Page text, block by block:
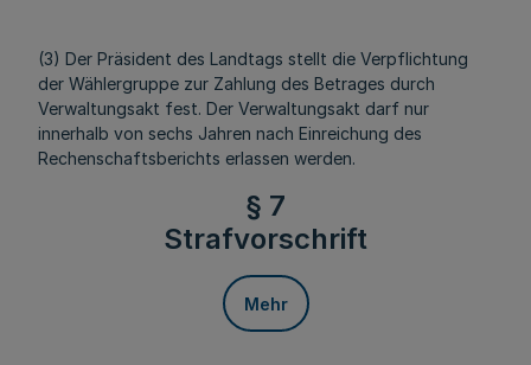
(3) Der Präsident des Landtags stellt die Verpflichtung
der Wählergruppe zur Zahlung des Betrages durch
Verwaltungsakt fest. Der Verwaltungsakt darf nur
innerhalb von sechs Jahren nach Einreichung des
Rechenschaftsberichts erlassen werden.
§ 7
Strafvorschrift
Mehr